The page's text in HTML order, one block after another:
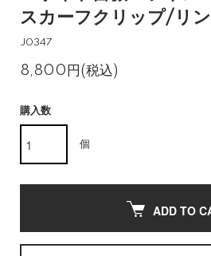
スカーフクリップ/リ
J0347
8,800円(税込)
購入数
個
ADD TO